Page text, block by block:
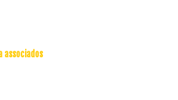
associados